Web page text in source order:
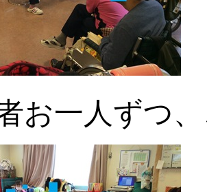
お一人ずつ